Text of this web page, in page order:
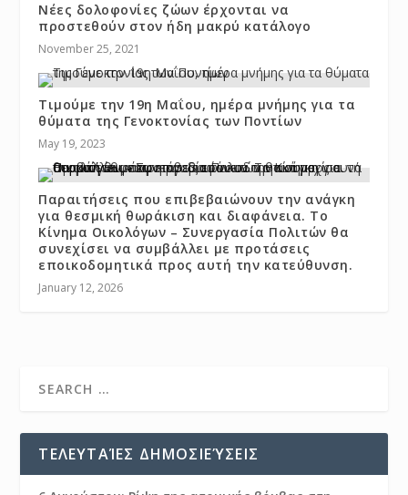
Νέες δολοφονίες ζώων έρχονται να
προστεθούν στον ήδη μακρύ κατάλογο
November 25, 2021
Τιμούμε την 19η Μαΐου, ημέρα μνήμης για τα
θύματα της Γενοκτονίας των Ποντίων
May 19, 2023
Παραιτήσεις που επιβεβαιώνουν την ανάγκη
για θεσμική θωράκιση και διαφάνεια. Το
Κίνημα Οικολόγων – Συνεργασία Πολιτών θα
συνεχίσει να συμβάλλει με προτάσεις
εποικοδομητικά προς αυτή την κατεύθυνση.
January 12, 2026
ΤΕΛΕΥΤΑΊΕΣ ΔΗΜΟΣΙΕΎΣΕΙΣ